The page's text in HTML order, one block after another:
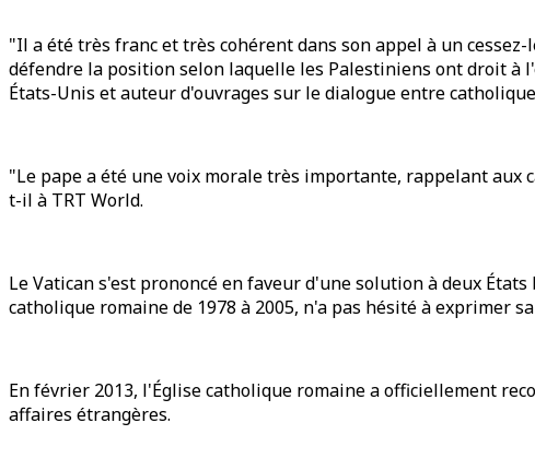
"Il a été très franc et très cohérent dans son appel à un
défendre la position selon laquelle les Palestiniens ont droit à
États-Unis et auteur d'ouvrages sur le dialogue entre
"Le pape a été une voix morale très importante, rappelant
t-il à TRT World.
Le Vatican s'est prononcé en faveur d'une solution à deux
catholique romaine de 1978 à 2005, n'a pas hésité à exprimer
En février 2013, l'Église catholique romaine a officiellement
affaires étrangères.